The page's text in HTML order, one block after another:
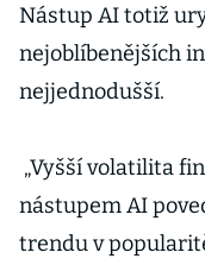
Nástup AI totiž
nejoblíbenějších
nejjednodušší.
„Vyšší volatilita
nástupem AI
trendu v